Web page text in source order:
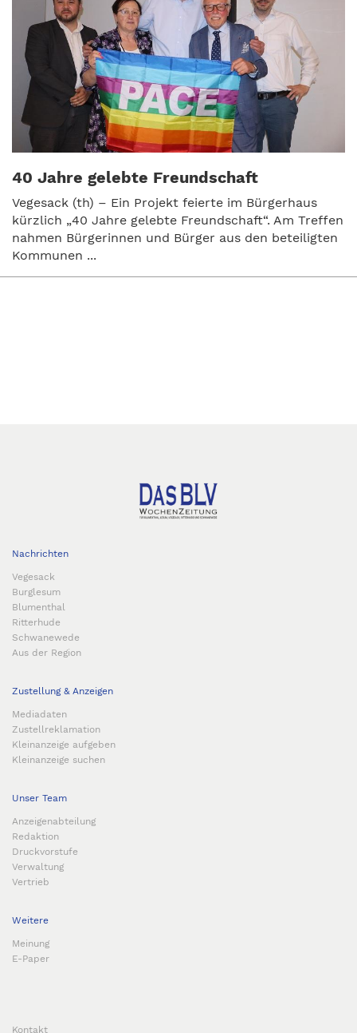
40 Jahre gelebte Freundschaft
Vegesack (th) – Ein Projekt feierte im Bürgerhaus
kürzlich „40 Jahre gelebte Freundschaft“. Am Treffen
nahmen Bürgerinnen und Bürger aus den beteiligten
Kommunen ...
Nachrichten
Vegesack
Burglesum
Blumenthal
Ritterhude
Schwanewede
Aus der Region
Zustellung & Anzeigen
Mediadaten
Zustellreklamation
Kleinanzeige aufgeben
Kleinanzeige suchen
Unser Team
Anzeigenabteilung
Redaktion
Druckvorstufe
Verwaltung
Vertrieb
Weitere
Meinung
E-Paper
Kontakt